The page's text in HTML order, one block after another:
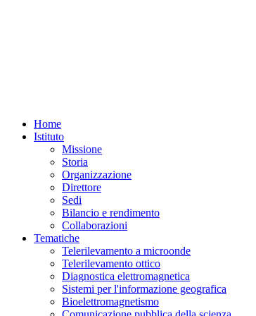
Home
Istituto
Missione
Storia
Organizzazione
Direttore
Sedi
Bilancio e rendimento
Collaborazioni
Tematiche
Telerilevamento a microonde
Telerilevamento ottico
Diagnostica elettromagnetica
Sistemi per l'informazione geografica
Bioelettromagnetismo